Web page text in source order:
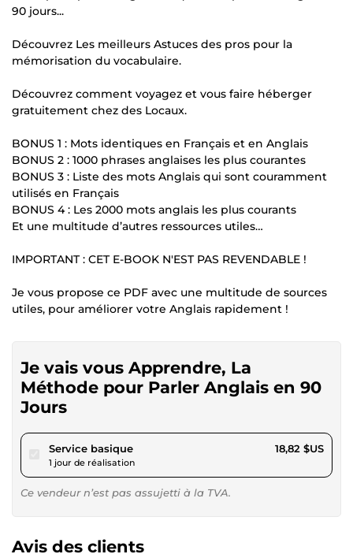
90 jours...
Découvrez Les meilleurs Astuces des pros pour la
mémorisation du vocabulaire.
Découvrez comment voyagez et vous faire héberger
gratuitement chez des Locaux.
BONUS 1 : Mots identiques en Français et en Anglais
BONUS 2 : 1000 phrases anglaises les plus courantes
BONUS 3 : Liste des mots Anglais qui sont couramment
utilisés en Français
BONUS 4 : Les 2000 mots anglais les plus courants
Et une multitude d’autres ressources utiles…
IMPORTANT : CET E-BOOK N'EST PAS REVENDABLE !
Je vous propose ce PDF avec une multitude de sources
utiles, pour améliorer votre Anglais rapidement !
Je vais vous Apprendre, La
Méthode pour Parler Anglais en 90
Jours
Service basiquepour 17,34 $US
1 jour de réalisation
18,82 $US
Ce vendeur n’est pas assujetti à la TVA.
Avis des clients